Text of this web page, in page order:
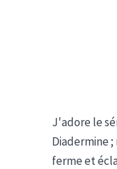
J'adore le
Diadermine
ferme et